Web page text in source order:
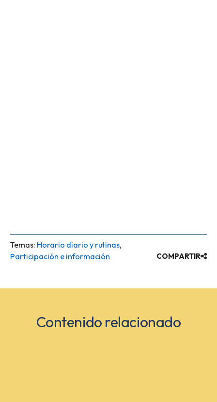
Temas: Horario diario y rutinas,
Participación e información
COMPARTIR
Contenido relacionado